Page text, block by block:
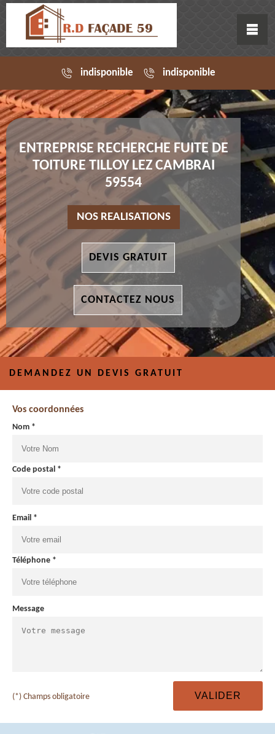
indisponible indisponible
ENTREPRISE RECHERCHE FUITE DE
TOITURE TILLOY LEZ CAMBRAI
59554
NOS REALISATIONS
DEVIS GRATUIT
CONTACTEZ NOUS
DEMANDEZ UN DEVIS GRATUIT
Vos coordonnées
Nom *
Code postal *
Email *
Téléphone *
Message
(*) Champs obligatoire